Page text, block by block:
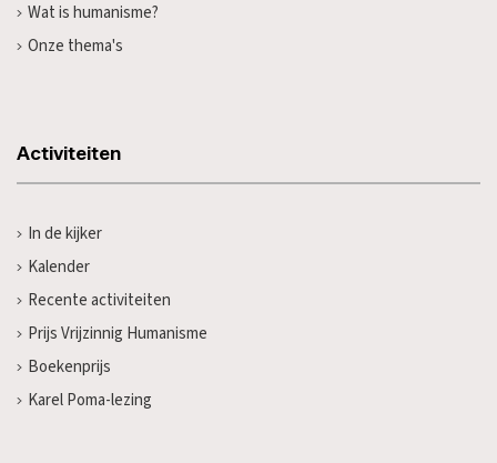
Wat is humanisme?
Onze thema's
Activiteiten
In de kijker
Kalender
Recente activiteiten
Prijs Vrijzinnig Humanisme
Boekenprijs
Karel Poma-lezing